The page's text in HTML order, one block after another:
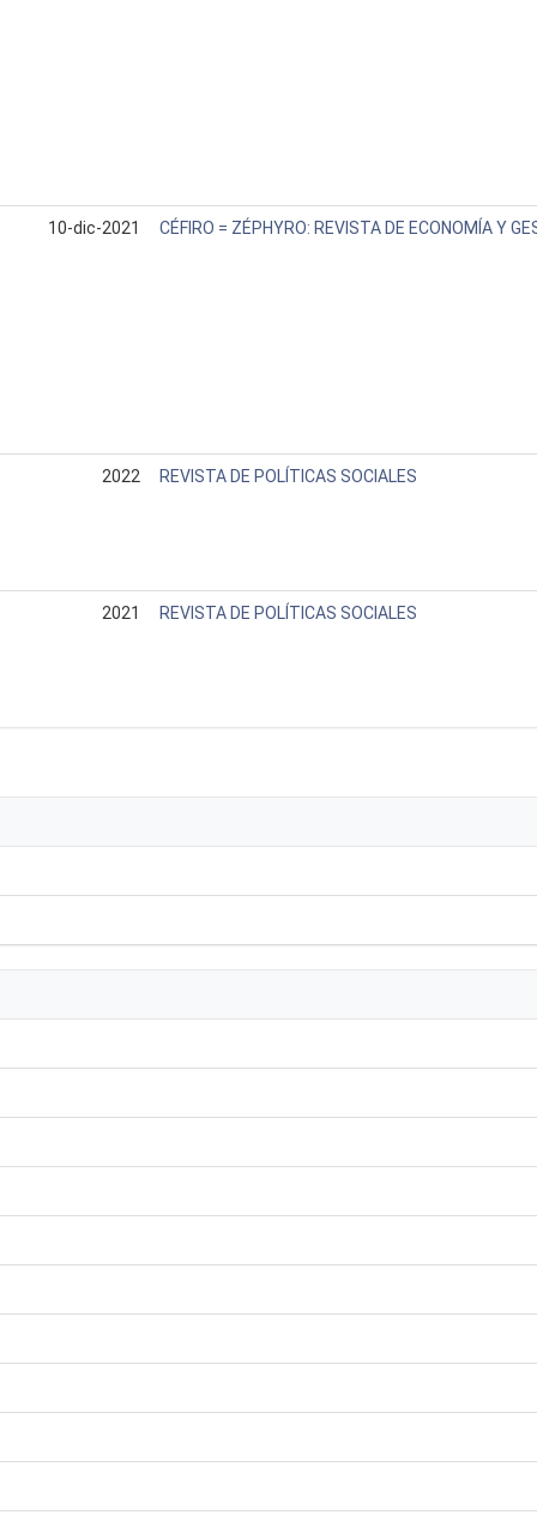
10-dic-2021 CÉFIRO = ZÉPHYRO: REVISTA DE ECONOMÍA Y
2022 REVISTA DE POLÍTICAS SOCIALES
2021 REVISTA DE POLÍTICAS SOCIALES